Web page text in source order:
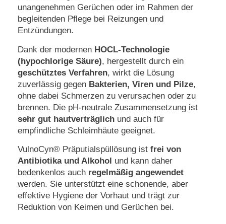
unangenehmen Gerüchen oder im Rahmen der
begleitenden Pflege bei Reizungen und
Entzündungen.
Dank der modernen HOCL-Technologie
(hypochlorige Säure), hergestellt durch ein
geschütztes Verfahren, wirkt die Lösung
zuverlässig gegen Bakterien, Viren und Pilze,
ohne dabei Schmerzen zu verursachen oder zu
brennen. Die pH-neutrale Zusammensetzung ist
sehr gut hautverträglichund auch für
empfindliche Schleimhäute geeignet.
VulnoCyn® Präputialspüllösung ist frei von
Antibiotika und Alkohol und kann daher
bedenkenlos auch regelmäßig angewendet
werden. Sie unterstützt eine schonende, aber
effektive Hygiene der Vorhaut und trägt zur
Reduktion von Keimen und Gerüchen bei.